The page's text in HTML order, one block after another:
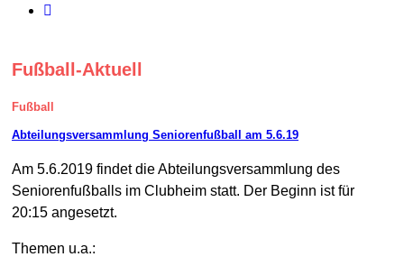
Fußball-Aktuell
Fußball
Abteilungsversammlung Seniorenfußball am 5.6.19
Am 5.6.2019 findet die Abteilungsversammlung des
Seniorenfußballs im Clubheim statt. Der Beginn ist für
20:15 angesetzt.
Themen u.a.: